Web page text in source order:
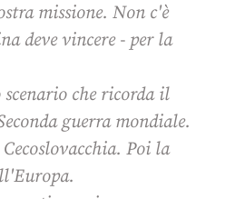
missione. Non c'è
deve vincere - per la
che ricorda il
guerra mondiale.
Poi la